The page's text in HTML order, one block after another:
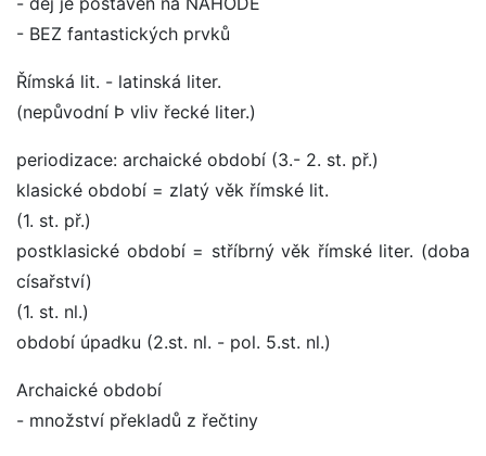
- BEZ fantastických prvků
Římská lit. - latinská liter.
(nepůvodní Þ vliv řecké liter.)
periodizace: archaické období (3.- 2. st. př.)
klasické období = zlatý věk římské lit.
(1. st. př.)
postklasické období = stříbrný věk římské liter. (doba
císařství)
(1. st. nl.)
období úpadku (2.st. nl. - pol. 5.st. nl.)
Archaické období
- množství překladů z řečtiny